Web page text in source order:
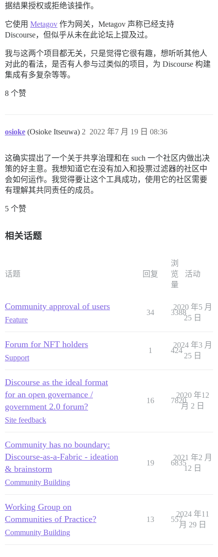
据结果授权或拒绝该操作。
它使用 Metagov 作为网关，Metagov 声称已经支持
Discourse，但似乎从未在此论坛上提及过。
我与这两个项目都无关，只是觉得它很有趣，想听听其他人
对此的看法，是否有人参与过类似的项目，为 Discourse 构建
集成有多复杂等等。
8 个赞
osioke (Osioke Itseuwa) 2022 年7 月 19 日 08:36
2
这确实提出了一个关于共享治理和在 such 一个社区内做出决
策的好主意。我想知道它在没有加入和投票过滤器的社区中
会如何运作。我觉得要让这个工具成功，使用它的社区需要
有理解其共同责任的成员。
5 个赞
相关话题
话题 回复
浏
览
量
活动
Community approval of users
Feature
34 3388
2020 年5 月
25 日
Forum for NFT holders
Support
1 424
2024 年3 月
25 日
Discourse as the ideal format
for an open governance /
government 2.0 forum?
Site feedback
16 7820
2020 年12
月 2 日
Community has no boundary:
Discourse-as-a-Fabric - ideation
& brainstorm
Community Building
19 6835
2021 年2 月
12 日
Working Group on
Communities of Practice?
Community Building
13 557
2024 年11
月 29 日